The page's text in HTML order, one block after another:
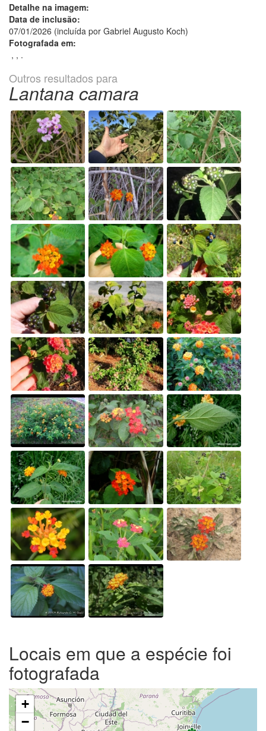
Detalhe na imagem:
Data de inclusão:
07/01/2026 (incluída por Gabriel Augusto Koch)
Fotografada em:
, , .
Outros resultados para
Lantana camara
Locais em que a espécie foi
fotografada
+
−